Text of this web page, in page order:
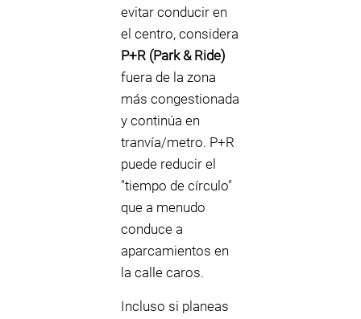
evitar conducir en
el centro, considera
P+R (Park & Ride)
fuera de la zona
más congestionada
y continúa en
tranvía/metro. P+R
puede reducir el
"tiempo de círculo"
que a menudo
conduce a
aparcamientos en
la calle caros.
Incluso si planeas